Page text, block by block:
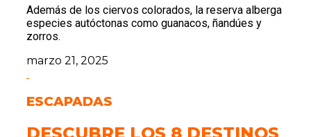
Además de los ciervos colorados, la reserva alberga
especies autóctonas como guanacos, ñandúes y
zorros.
marzo 21, 2025
ESCAPADAS
DESCUBRE LOS 8 DESTINOS